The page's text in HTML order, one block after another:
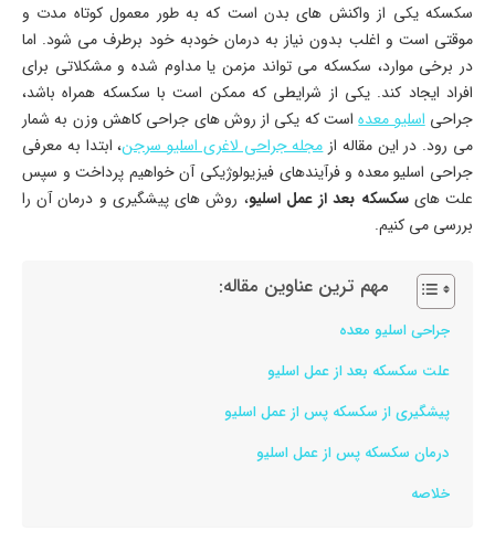
سکسکه یکی از واکنش های بدن است که به طور معمول کوتاه مدت و
موقتی است و اغلب بدون نیاز به درمان خودبه خود برطرف می شود. اما
در برخی موارد، سکسکه می تواند مزمن یا مداوم شده و مشکلاتی برای
افراد ایجاد کند. یکی از شرایطی که ممکن است با سکسکه همراه باشد،
جراحیاسلیو معدهاست که یکی از روش های جراحی کاهش وزن به شمار
می رود. در این مقاله ازمجله جراحی لاغری اسلیو سرجن، ابتدا به معرفی
جراحی اسلیو معده و فرآیندهای فیزیولوژیکی آن خواهیم پرداخت و سپس
علت هایسکسکه بعد از عمل اسلیو، روش های پیشگیری و درمان آن را
بررسی می کنیم.
مهم ترین عناوین مقاله:
جراحی اسلیو معده
علت سکسکه بعد از عمل اسلیو
پیشگیری از سکسکه پس از عمل اسلیو
درمان سکسکه پس از عمل اسلیو
خلاصه